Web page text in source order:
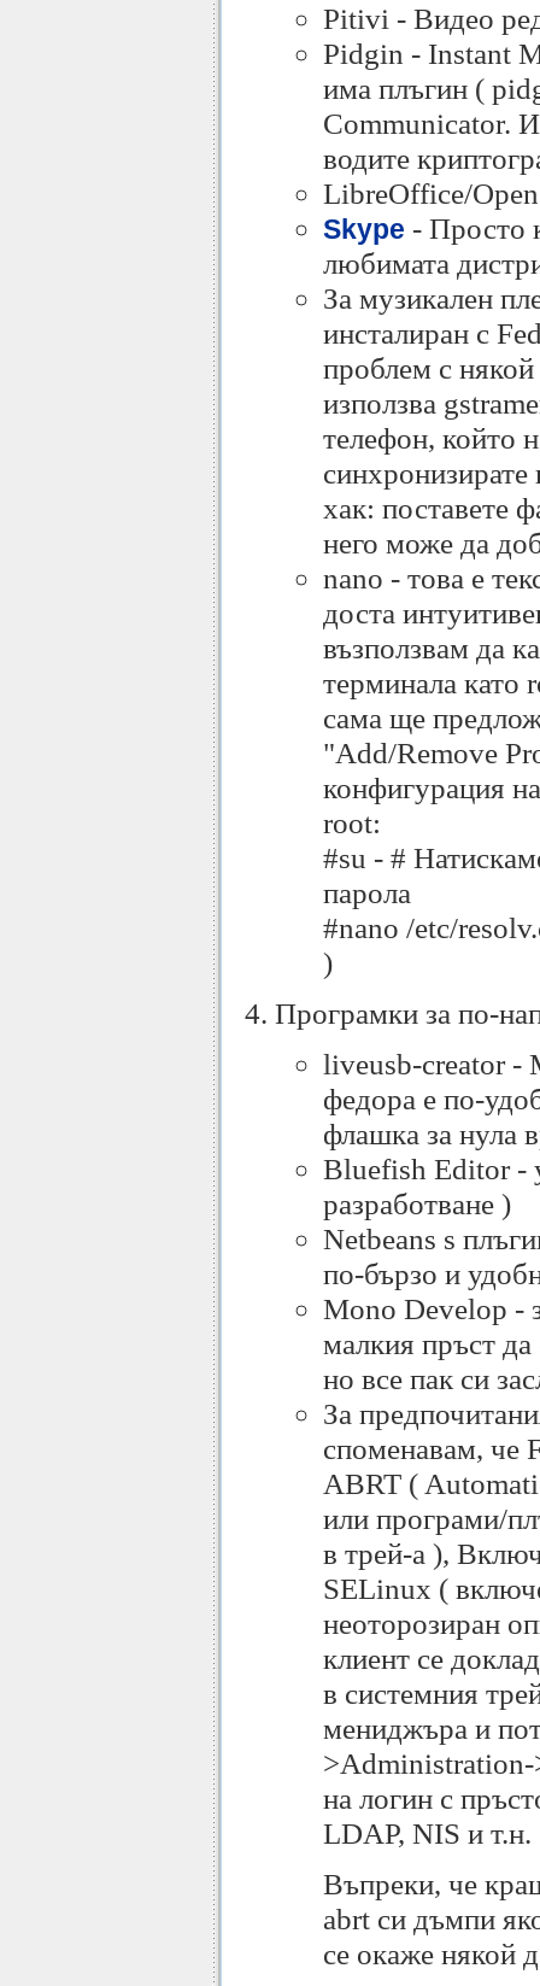
Pitivi - Видео
Pidgin - Instant
има плъгин (
Communicator.
водите
LibreOffice/
Skype - Просто
любимата
За музикален
инсталиран с
проблем с
използва
телефон, който
синхронизирате
хак: поставете
него може да
nano - това е
доста
възползвам да
терминала като
сама ще
"Add/Remove
конфигурация
root:
#su - #
парола
#nano /etc/
)
Програмки за по-
liveusb-creator -
федора е по-
флашка за нула
Bluefish Editor -
разработване )
Netbeans s
по-бързо и
Mono Develop -
малкия пръст
но все пак си
За
споменавам, че
ABRT (
или програми/
в трей-а ),
SELinux (
неоторозиран
клиент се
в системния
мениджъра и
>Administration-
на логин с
LDAP, NIS и т.н.
Въпреки, че
abrt си дъмпи
се окаже някой